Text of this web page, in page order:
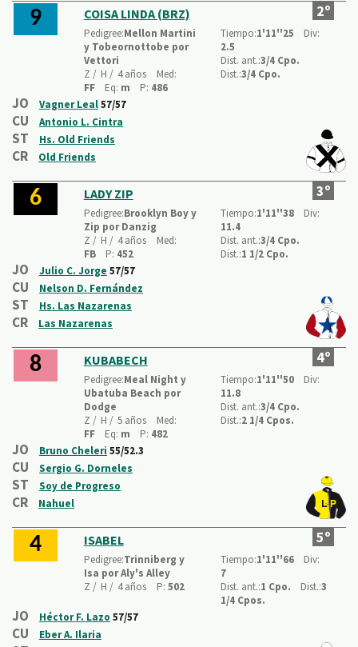
9 COISA LINDA (BRZ) 2º
Pedigree:Mellon Martini
y Tobeornottobe por
Vettori
Z / H / 4 años
Med:
FF
Eq: m P: 486
Tiempo:1'11''25
Div:
2.5
Dist. ant.:3/4 Cpo.
Dist.:3/4 Cpo.
JO Vagner Leal57/57
CU Antonio L. Cintra
ST Hs. Old Friends
CR Old Friends
6 LADY ZIP 3º
Pedigree:Brooklyn Boy y
Zip por Danzig
Z / H / 4 años
Med:
FB
P: 452
Tiempo:1'11''38
Div:
11.4
Dist. ant.:3/4 Cpo.
Dist.:1 1/2 Cpo.
JO Julio C. Jorge 57/57
CU Nelson D. Fernández
ST Hs. Las Nazarenas
CR Las Nazarenas
8 KUBABECH 4º
Pedigree:Meal Night y
Ubatuba Beach por
Dodge
Z / H / 5 años
Med:
FF
Eq: m P: 482
Tiempo:1'11''50
Div:
11.8
Dist. ant.:3/4 Cpo.
Dist.:2 1/4 Cpos.
JO Bruno Cheleri 55/52.3
CU Sergio G. Dorneles
ST Soy de Progreso
CR Nahuel
4 ISABEL 5º
Pedigree:Trinniberg y
Isa por Aly's Alley
Z / H / 4 años P: 502
Tiempo:1'11''66
Div:
7
Dist. ant.:1 Cpo. Dist.:3
1/4 Cpos.
JO Héctor F. Lazo 57/57
CU Eber A. Ilaria